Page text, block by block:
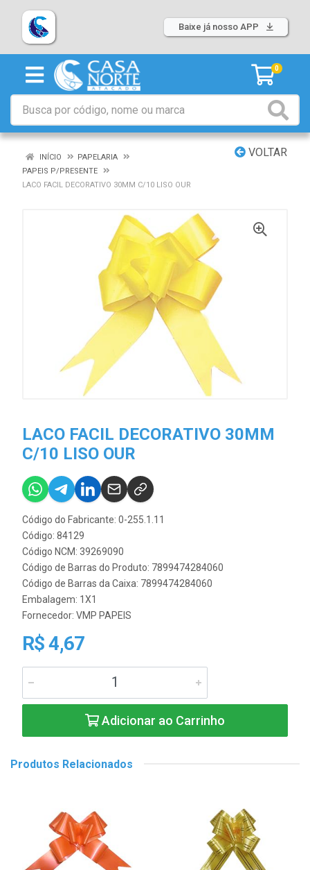
Baixe já nosso APP
0
VOLTAR
INÍCIO
PAPELARIA
PAPEIS P/PRESENTE
LACO FACIL DECORATIVO 30MM C/10 LISO OUR
LACO FACIL DECORATIVO 30MM
C/10 LISO OUR
Código do Fabricante: 0-255.1.11
Código: 84129
Código NCM: 39269090
Código de Barras do Produto: 7899474284060
Código de Barras da Caixa: 7899474284060
Embalagem: 1X1
Fornecedor: VMP PAPEIS
R$ 4,67
Adicionar ao Carrinho
Produtos Relacionados